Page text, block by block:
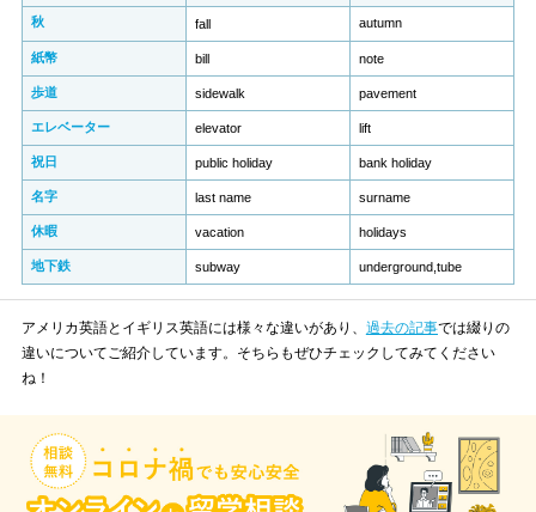
秋 fall autumn
紙幣 bill note
歩道 sidewalk pavement
エレベーター elevator lift
祝日 public holiday bank holiday
名字 last name surname
休暇 vacation holidays
地下鉄 subway underground,tube
アメリカ英語とイギリス英語には様々な違いがあり、 過去の記事では綴りの
違いについてご紹介しています。そちらもぜひチェックしてみてください
ね！